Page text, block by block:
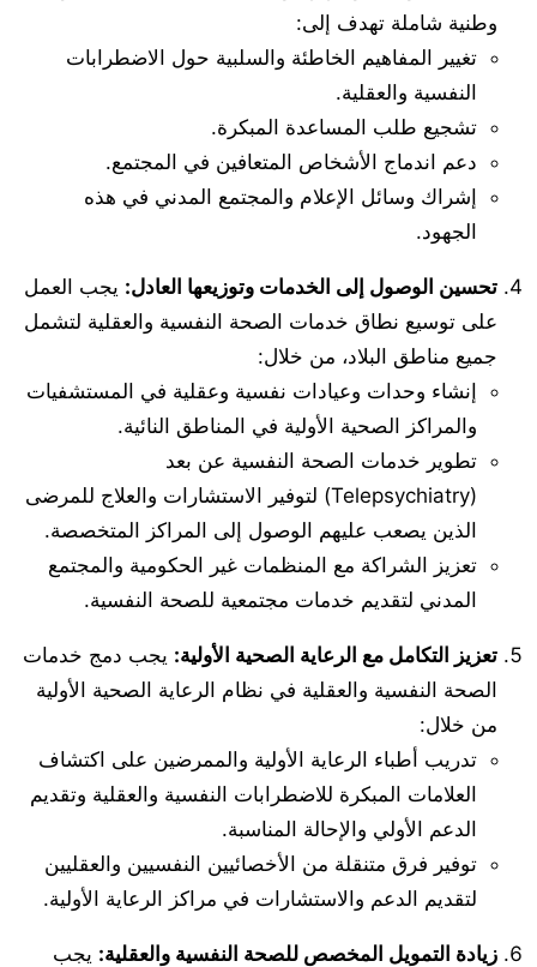
وطنية شاملة تهدف إلى:
تغيير المفاهيم الخاطئة والسلبية حول الاضطرابات
النفسية والعقلية.
تشجيع طلب المساعدة المبكرة.
دعم اندماج الأشخاص المتعافين في المجتمع.
إشراك وسائل الإعلام والمجتمع المدني في هذه
الجهود.
تحسين الوصول إلى الخدمات وتوزيعها العادل: يجب العمل
على توسيع نطاق خدمات الصحة النفسية والعقلية لتشمل
جميع مناطق البلاد، من خلال:
إنشاء وحدات وعيادات نفسية وعقلية في المستشفيات
والمراكز الصحية الأولية في المناطق النائية.
تطوير خدمات الصحة النفسية عن بعد
(Telepsychiatry) لتوفير الاستشارات والعلاج للمرضى
الذين يصعب عليهم الوصول إلى المراكز المتخصصة.
تعزيز الشراكة مع المنظمات غير الحكومية والمجتمع
المدني لتقديم خدمات مجتمعية للصحة النفسية.
تعزيز التكامل مع الرعاية الصحية الأولية: يجب دمج خدمات
الصحة النفسية والعقلية في نظام الرعاية الصحية الأولية
من خلال:
تدريب أطباء الرعاية الأولية والممرضين على اكتشاف
العلامات المبكرة للاضطرابات النفسية والعقلية وتقديم
الدعم الأولي والإحالة المناسبة.
توفير فرق متنقلة من الأخصائيين النفسيين والعقليين
لتقديم الدعم والاستشارات في مراكز الرعاية الأولية.
زيادة التمويل المخصص للصحة النفسية والعقلية: يجب